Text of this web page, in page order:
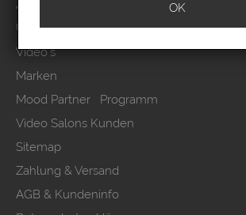
Anmelden
Über uns
Video`s
Marken
Mood Partner Programm
Video Salons Kunden
Sitemap
Zahlung & Versand
AGB & Kundeninfo
OK